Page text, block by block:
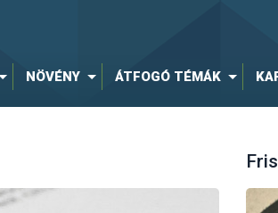
NÖVÉNY ÁTFOGÓ TÉMÁK